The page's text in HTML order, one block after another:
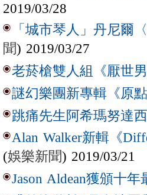
2019/03/28
「城市琴人」丹尼爾
聞) 2019/03/27
老菸槍雙人組《厭世
謎幻樂團新專輯《原
跳痛先生阿希瑪努達
Alan Walker新輯《
(娛樂新聞) 2019/03/21
Jason Aldean獲頒十年